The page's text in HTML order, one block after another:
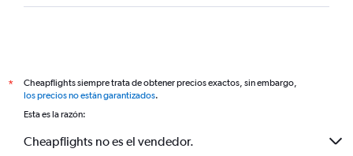
*
Cheapflights siempre trata de obtener precios exactos, sin embargo,
los precios no están garantizados.
Esta es la razón:
Cheapflights no es el vendedor.